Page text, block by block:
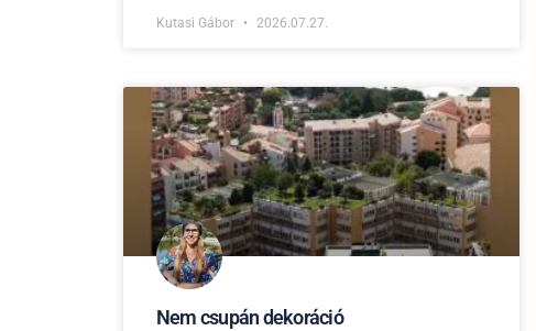
Kutasi Gábor 2026.07.27.
Nem csupán dekoráció